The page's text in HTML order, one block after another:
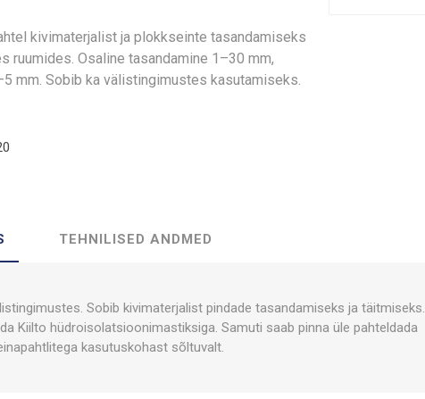
kivimaterjalist ja plokkseinte tasandamiseks
ruumides. Osaline tasandamine 1–30 mm,
mm. Sobib ka välistingimustes kasutamiseks.
TEHNILISED ANDMED
Sobib kivimaterjalist pindade tasandamiseks ja täitmiseks.
Kiilto hüdroisolatsioonimastiksiga. Samuti saab pinna üle pahteldada
kasutuskohast sõltuvalt.